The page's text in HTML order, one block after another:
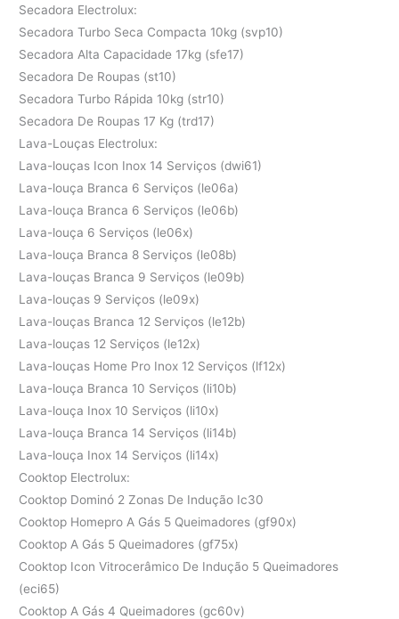
Secadora Electrolux:
Secadora Turbo Seca Compacta 10kg (svp10)
Secadora Alta Capacidade 17kg (sfe17)
Secadora De Roupas (st10)
Secadora Turbo Rápida 10kg (str10)
Secadora De Roupas 17 Kg (trd17)
Lava-Louças Electrolux:
Lava-louças Icon Inox 14 Serviços (dwi61)
Lava-louça Branca 6 Serviços (le06a)
Lava-louça Branca 6 Serviços (le06b)
Lava-louça 6 Serviços (le06x)
Lava-louça Branca 8 Serviços (le08b)
Lava-louças Branca 9 Serviços (le09b)
Lava-louças 9 Serviços (le09x)
Lava-louças Branca 12 Serviços (le12b)
Lava-louças 12 Serviços (le12x)
Lava-louças Home Pro Inox 12 Serviços (lf12x)
Lava-louça Branca 10 Serviços (li10b)
Lava-louça Inox 10 Serviços (li10x)
Lava-louça Branca 14 Serviços (li14b)
Lava-louça Inox 14 Serviços (li14x)
Cooktop Electrolux:
Cooktop Dominó 2 Zonas De Indução Ic30
Cooktop Homepro A Gás 5 Queimadores (gf90x)
Cooktop A Gás 5 Queimadores (gf75x)
Cooktop Icon Vitrocerâmico De Indução 5 Queimadores
(eci65)
Cooktop A Gás 4 Queimadores (gc60v)